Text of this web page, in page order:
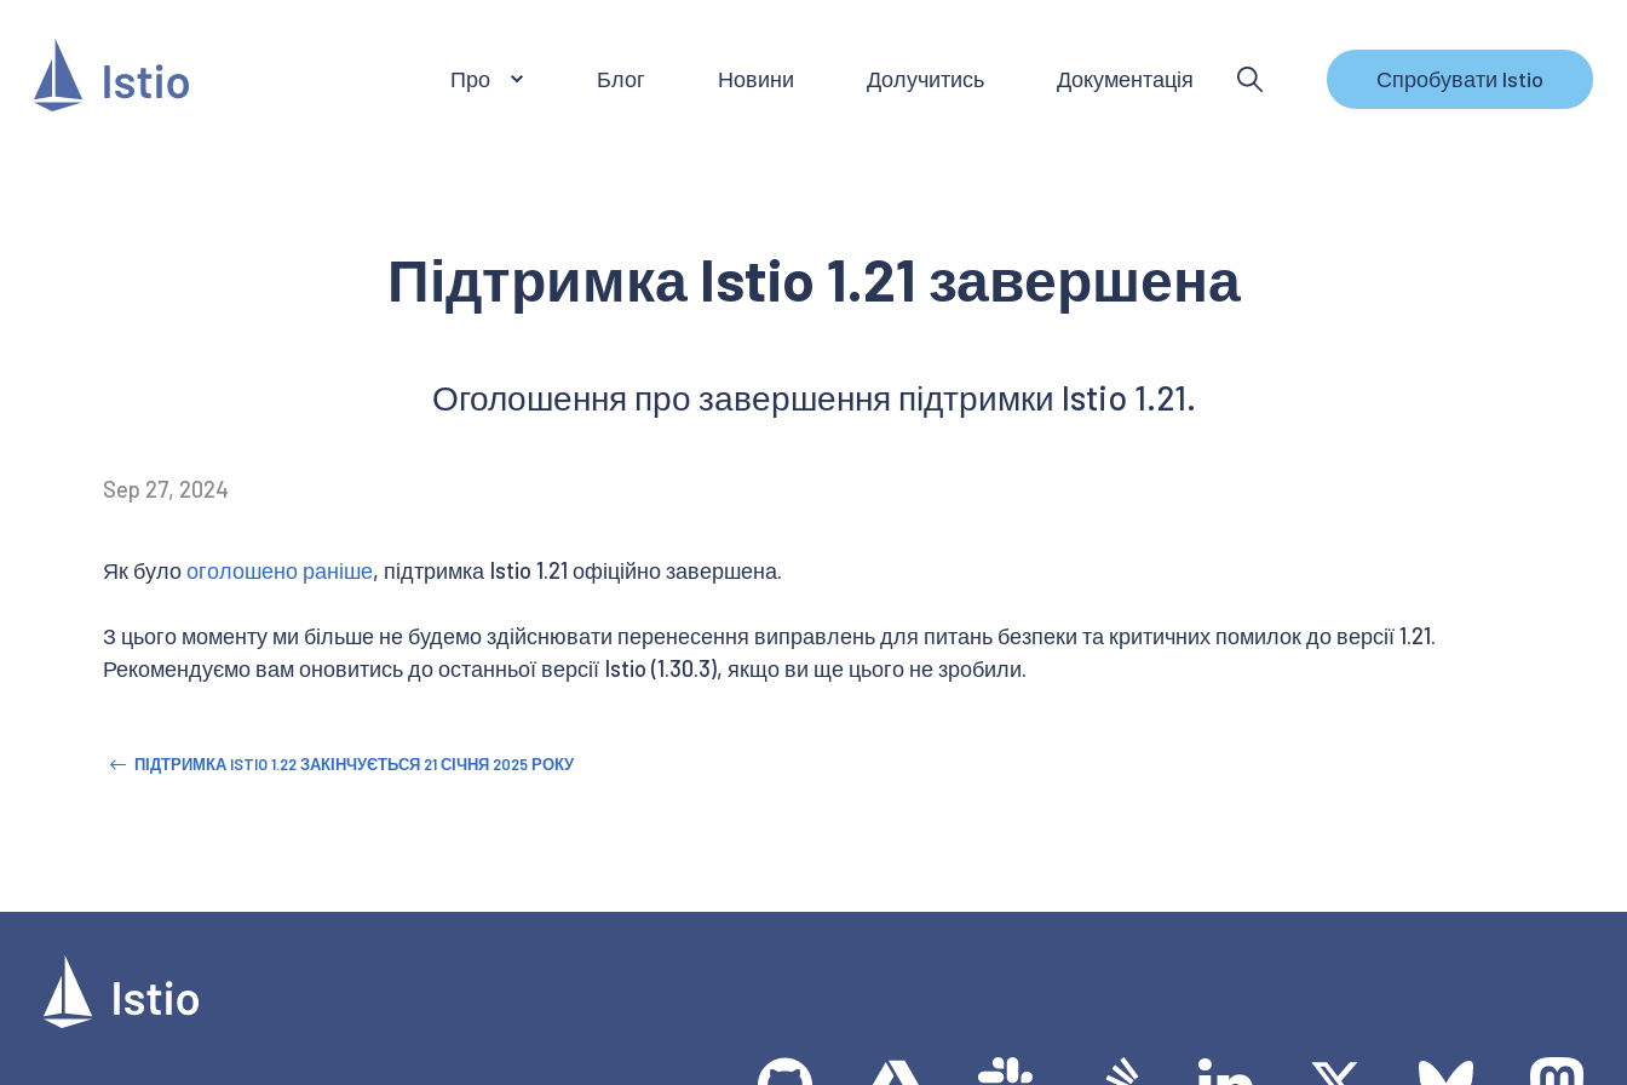
Про Блог Новини Долучитись Документація Спробувати Istio
Підтримка Istio 1.21 завершена
Оголошення про завершення підтримки Istio 1.21.
Sep 27, 2024
Як булооголошено раніше, підтримка Istio 1.21 офіційно завершена.
З цього моменту ми більше не будемо здійснювати перенесення виправлень для питань безпеки та критичних помилок до версії 1.21.
Рекомендуємо вам оновитись до останньої версії Istio (1.30.3), якщо ви ще цього не зробили.
ПІДТРИМКА ISTIO 1.22 ЗАКІНЧУЄТЬСЯ 21 СІЧНЯ 2025 РОКУ